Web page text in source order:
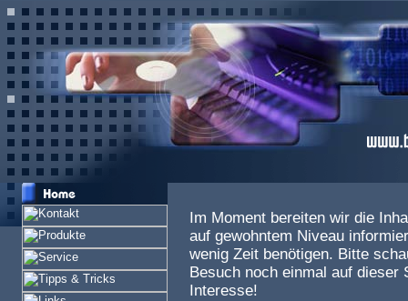
Im Moment bereiten wir die
auf gewohntem Niveau
wenig Zeit benötigen. Bitte
Besuch noch einmal auf
Interesse!